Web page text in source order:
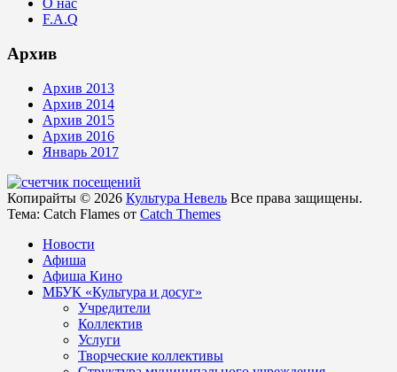
О нас
F.A.Q
Архив
Архив 2013
Архив 2014
Архив 2015
Архив 2016
Январь 2017
Копирайты © 2026 Культура Невель Все права защищены.
Тема: Catch Flames от Catch Themes
Новости
Афиша
Афиша Кино
МБУК «Культура и досуг»
Учредители
Коллектив
Услуги
Творческие коллективы